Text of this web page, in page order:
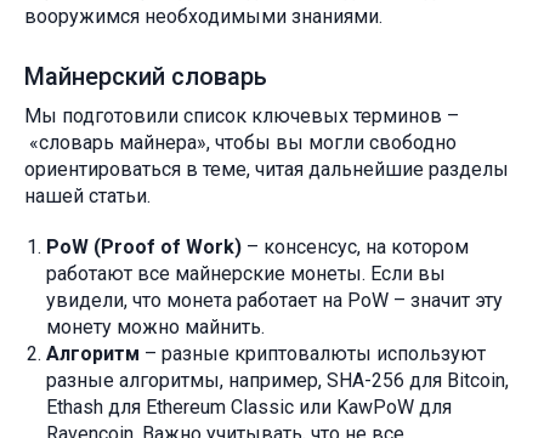
вооружимся необходимыми знаниями.
Майнерский словарь
Мы подготовили список ключевых терминов –
«словарь майнера», чтобы вы могли свободно
ориентироваться в теме, читая дальнейшие разделы
нашей статьи.
PoW (Proof of Work) – консенсус, на котором
работают все майнерские монеты. Если вы
увидели, что монета работает на PoW – значит эту
монету можно майнить.
Алгоритм – разные криптовалюты используют
разные алгоритмы, например, SHA-256 для Bitcoin,
Ethash для Ethereum Classic или KawPoW для